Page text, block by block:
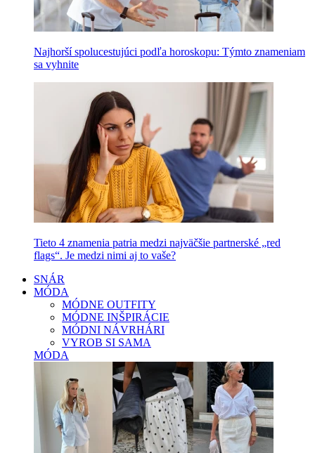
Najhorší spolucestujúci podľa horoskopu: Týmto znameniam
sa vyhnite
Tieto 4 znamenia patria medzi najväčšie partnerské „red
flags“. Je medzi nimi aj to vaše?
SNÁR
MÓDA
MÓDNE OUTFITY
MÓDNE INŠPIRÁCIE
MÓDNI NÁVRHÁRI
VYROB SI SAMA
MÓDA